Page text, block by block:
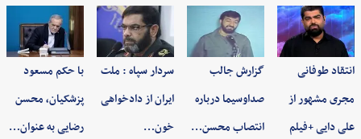
انتقاد طوفانی
مجری مشهور از
علی دایی +فیلم
گزارش جالب
صداوسیما درباره
انتصاب محسن…
سردار سپاه : ملت
ایران از دادخواهی
خون…
با حکم مسعود
پزشکیان، محسن
رضایی به عنوان…